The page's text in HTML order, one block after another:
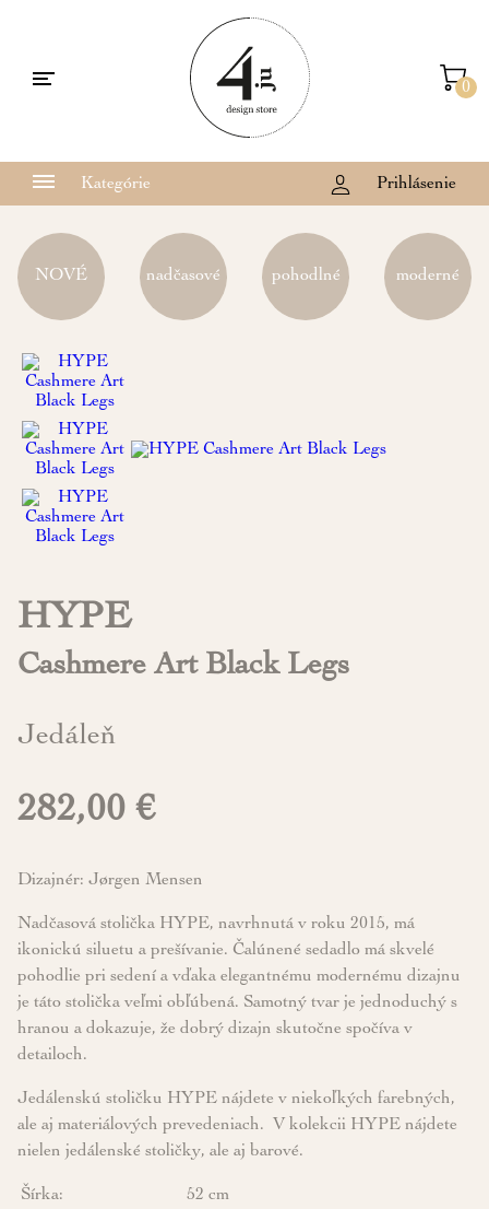
0
Kategórie Prihlásenie
NOVÉ nadčasové pohodlné moderné
HYPE
Cashmere Art Black Legs
Jedáleň
282,00 €
Dizajnér: Jørgen Mensen
Nadčasová stolička HYPE, navrhnutá v roku 2015, má
ikonickú siluetu a prešívanie. Čalúnené sedadlo má skvelé
pohodlie pri sedení a vďaka elegantnému modernému dizajnu
je táto stolička veľmi obľúbená. Samotný tvar je jednoduchý s
hranou a dokazuje, že dobrý dizajn skutočne spočíva v
detailoch.
Jedálenskú stoličku HYPE nájdete v niekoľkých farebných,
ale aj materiálových prevedeniach. V kolekcii HYPE nájdete
nielen jedálenské stoličky, ale aj barové.
Šírka:
52 cm